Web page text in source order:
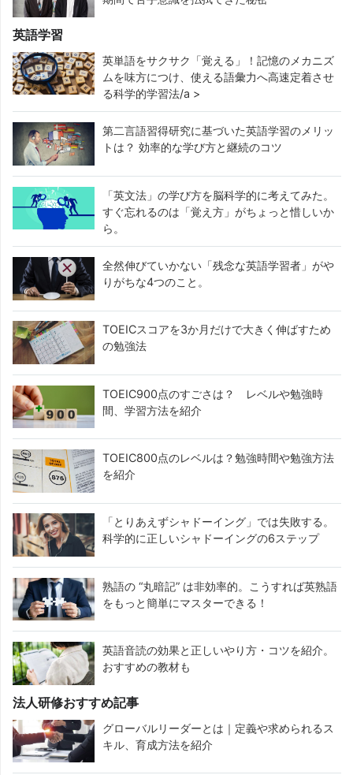
英語学習
英単語をサクサク「覚える」！記憶のメカニズ
ムを味方につけ、使える語彙力へ高速定着させ
る科学的学習法/a >
第二言語習得研究に基づいた英語学習のメリッ
トは？ 効率的な学び方と継続のコツ
「英文法」の学び方を脳科学的に考えてみた。
すぐ忘れるのは「覚え方」がちょっと惜しいか
ら。
全然伸びていかない「残念な英語学習者」がや
りがちな4つのこと。
TOEICスコアを3か月だけで大きく伸ばすため
の勉強法
TOEIC900点のすごさは？ レベルや勉強時
間、学習方法を紹介
TOEIC800点のレベルは？勉強時間や勉強方法
を紹介
「とりあえずシャドーイング」では失敗する。
科学的に正しいシャドーイングの6ステップ
熟語の “丸暗記” は非効率的。こうすれば英熟語
をもっと簡単にマスターできる！
英語音読の効果と正しいやり方・コツを紹介。
おすすめの教材も
法人研修おすすめ記事
グローバルリーダーとは｜定義や求められるス
キル、育成方法を紹介